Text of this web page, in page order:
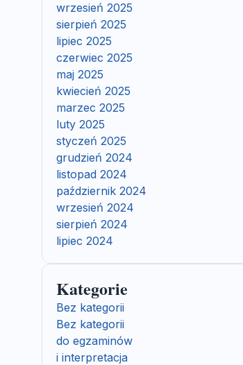
wrzesień 2025
sierpień 2025
lipiec 2025
czerwiec 2025
maj 2025
kwiecień 2025
marzec 2025
luty 2025
styczeń 2025
grudzień 2024
listopad 2024
październik 2024
wrzesień 2024
sierpień 2024
lipiec 2024
Kategorie
Bez kategorii
Bez kategorii
do egzaminów
i interpretacja